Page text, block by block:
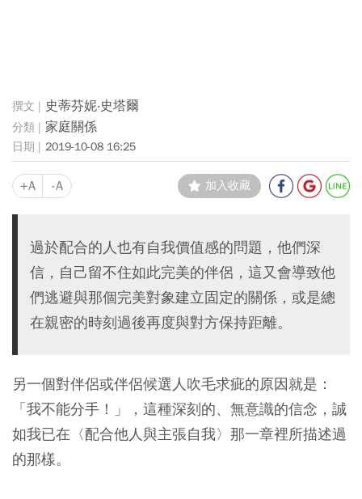
史蒂芬妮‧史塔爾
家庭關係
2019-10-08 16:25
+A -A 加入收藏
過於配合的人也有自我價值感的問題，他們深
信，自己留不住如此完美的伴侶，這又會導致他
們逃避與那個完美對象建立固定的關係，或是總
在親密的時刻過後再度與對方保持距離。
另一個對伴侶或伴侶候選人吹毛求疵的原因就是：
「我不能分手！」，這種深刻的、無意識的信念，誠
如我已在〈配合他人與主張自我〉那一章裡所描述過
的那樣。